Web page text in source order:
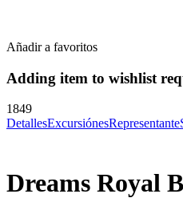
Añadir a favoritos
Adding item to wishlist
1849
DetallesExcursiónesRepresentante
Dreams Royal